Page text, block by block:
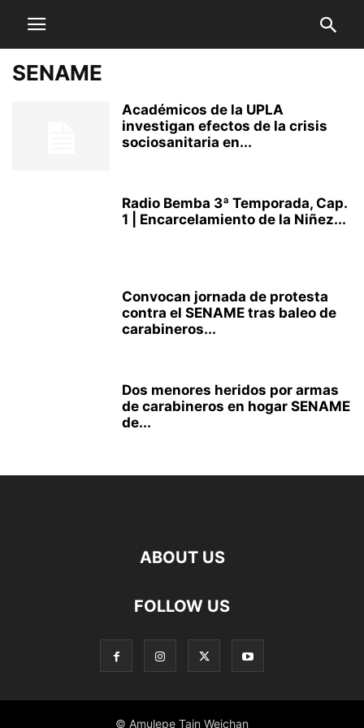
SENAME
Académicos de la UPLA
investigan efectos de la crisis
sociosanitaria en...
Radio Bemba 3ª Temporada, Cap.
1 | Encarcelamiento de la Niñez...
Convocan jornada de protesta
contra el SENAME tras baleo de
carabineros...
Dos menores heridos por armas
de carabineros en hogar SENAME
de...
ABOUT US
FOLLOW US
© Amulepe Tain Weichan